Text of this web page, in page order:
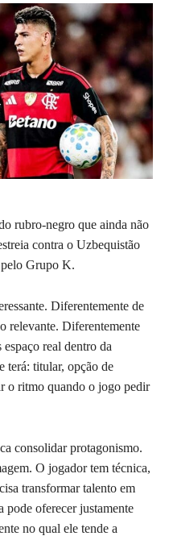
rubro-negro que ainda não
contra o Uzbequistão
Grupo K.
Diferentemente de
relevante. Diferentemente
real dentro da
terá: titular, opção de
o ritmo quando o jogo pedir
consolidar protagonismo.
O jogador tem técnica,
transformar talento em
pode oferecer justamente
no qual ele tende a